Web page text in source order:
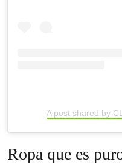
A post shared by
Ropa que es